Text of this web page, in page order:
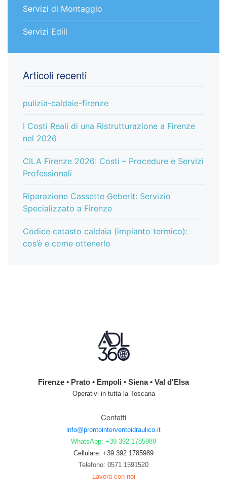
Servizi di Montaggio
Servizi Edili
Articoli recenti
pulizia-caldaie-firenze
I Costi Reali di una Ristrutturazione a Firenze
nel 2026
CILA Firenze 2026: Costi – Procedure e Servizi
Professionali
Riparazione Cassette Geberit: Servizio
Specializzato a Firenze
Codice catasto caldaia (impianto termico):
cos’è e come ottenerlo
Firenze • Prato • Empoli • Siena • Val d'Elsa
Operativi in tutta la Toscana
Contatti
info@prontointerventoidraulico.it
WhatsApp: +39 392 1785989
Cellulare: +39 392 1785989
Telefono: 0571 1591520
Lavora con noi